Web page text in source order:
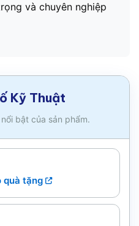
và chuyên nghiệp
Kỹ Thuật
bật của sản phẩm.
quà tặng